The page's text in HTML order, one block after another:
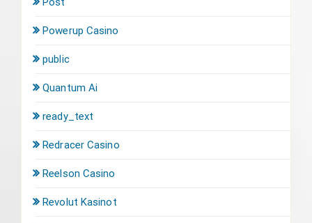
Powerup Casino
public
Quantum Ai
ready_text
Redracer Casino
Reelson Casino
Revolut Kasinot